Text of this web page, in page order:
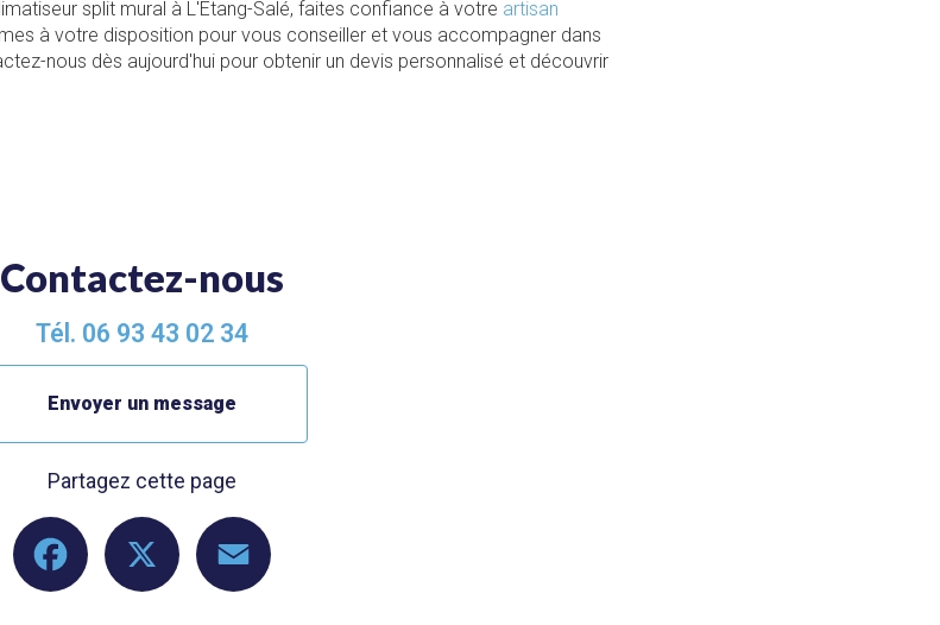
split mural à L'Étang-Salé, faites confiance à votre artisan
à votre disposition pour vous conseiller et vous accompagner dans
nous dès aujourd'hui pour obtenir un devis personnalisé et découvrir
Contactez-nous
Tél. 06 93 43 02 34
Envoyer un message
Partagez cette page
Facebook